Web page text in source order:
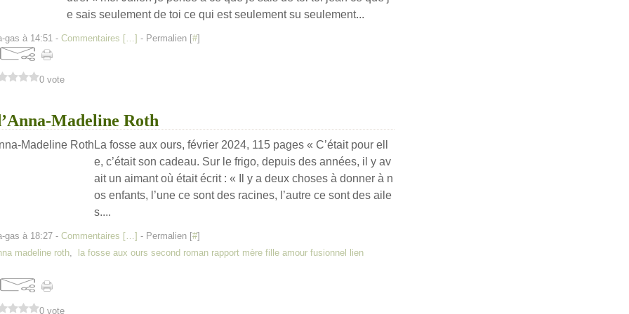
e sais seulement de toi ce qui est seulement su seulement...
gas à 14:51 - Commentaires […] - Permalien [#]
0 vote
Madeline Roth
La fosse aux ours, février 2024, 115 pages « C’était pour ell
e, c’était son cadeau. Sur le frigo, depuis des années, il y av
ait un aimant où était écrit : « Il y a deux choses à donner à n
os enfants, l’une ce sont des racines, l’autre ce sont des aile
s....
gas à 18:27 - Commentaires […] - Permalien [#]
madeline roth,
la fosse aux ours second roman rapport mère fille amour fusionnel lien
0 vote